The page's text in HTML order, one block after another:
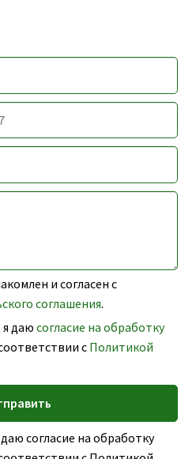
и согласен с
соглашения.
даю согласие на обработку
с Политикой
согласие на обработку